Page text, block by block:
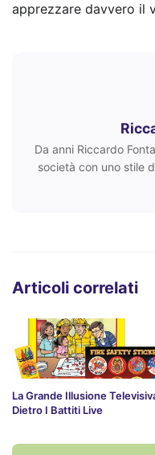
apprezzare davvero il
Da anni Riccardo
società con uno stile
Articoli correlati
La Grande Illusione
Dietro I Battiti Live